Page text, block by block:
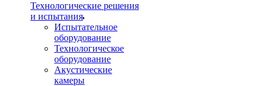
Технологические решения
и испытания
Испытательное
оборудование
Технологическое
оборудование
Акустические
камеры